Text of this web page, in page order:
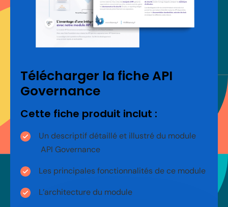
Télécharger la fiche API
Governance
Cette fiche produit inclut :
Un descriptif détaillé et illustré du module
API Governance
Les principales fonctionnalités de ce module
L’architecture du module